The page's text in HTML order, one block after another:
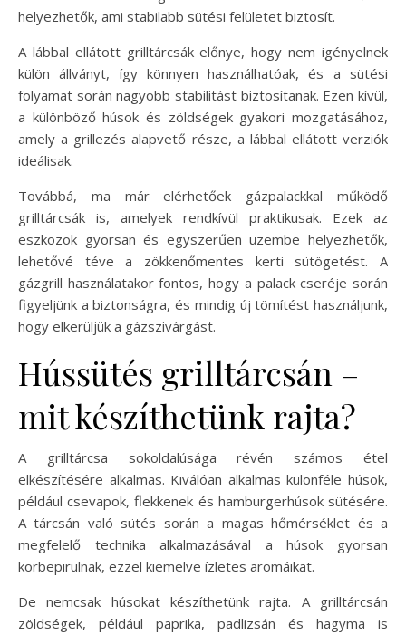
helyezhetők, ami stabilabb sütési felületet biztosít.
A lábbal ellátott grilltárcsák előnye, hogy nem igényelnek
külön állványt, így könnyen használhatóak, és a sütési
folyamat során nagyobb stabilitást biztosítanak. Ezen kívül,
a különböző húsok és zöldségek gyakori mozgatásához,
amely a grillezés alapvető része, a lábbal ellátott verziók
ideálisak.
Továbbá, ma már elérhetőek gázpalackkal működő
grilltárcsák is, amelyek rendkívül praktikusak. Ezek az
eszközök gyorsan és egyszerűen üzembe helyezhetők,
lehetővé téve a zökkenőmentes kerti sütögetést. A
gázgrill használatakor fontos, hogy a palack cseréje során
figyeljünk a biztonságra, és mindig új tömítést használjunk,
hogy elkerüljük a gázszivárgást.
Hússütés grilltárcsán –
mit készíthetünk rajta?
A grilltárcsa sokoldalúsága révén számos étel
elkészítésére alkalmas. Kiválóan alkalmas különféle húsok,
például csevapok, flekkenek és hamburgerhúsok sütésére.
A tárcsán való sütés során a magas hőmérséklet és a
megfelelő technika alkalmazásával a húsok gyorsan
körbepirulnak, ezzel kiemelve ízletes aromáikat.
De nemcsak húsokat készíthetünk rajta. A grilltárcsán
zöldségek, például paprika, padlizsán és hagyma is